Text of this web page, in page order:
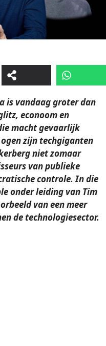
is vandaag groter dan
econoom en
macht gevaarlijk
zijn techgiganten
niet zomaar
van publieke
controle. In die
onder leiding van Tim
van een meer
de technologiesector.